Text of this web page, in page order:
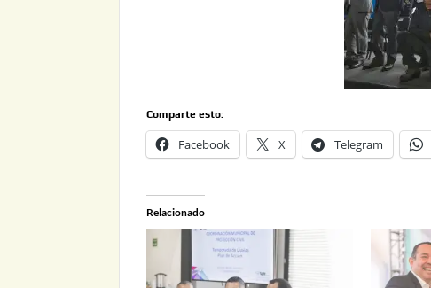
Comparte esto:
Facebook X Telegram
Relacionado